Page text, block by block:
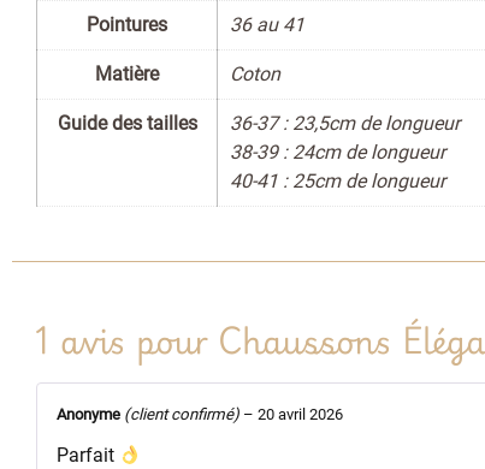
Pointures 36 au 41
Matière Coton
Guide des tailles
36-37 : 23,5cm de longueur
38-39 : 24cm de longueur
40-41 : 25cm de longueur
1 avis pour Chaussons
Anonyme (client confirmé) – 20 avril 2026
Parfait